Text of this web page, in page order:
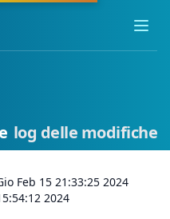
log delle modifiche
Feb 15 21:33:25 2024
2024